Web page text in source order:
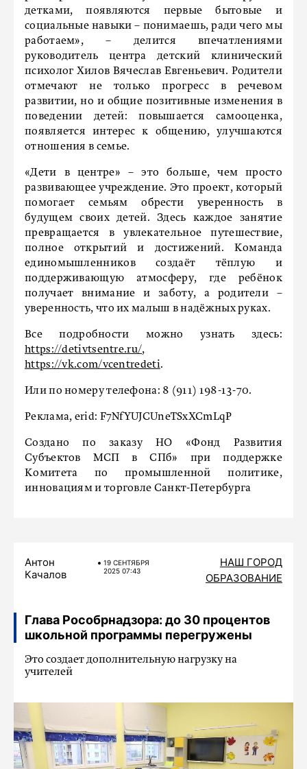
детками, появляются первые бытовые и
социальные навыки – понимаешь, ради чего мы
работаем», – делится впечатлениями
руководитель центра детский клинический
психолог Хилов Вячеслав Евгеньевич. Родители
отмечают не только прогресс в речевом
развитии, но и общие позитивные изменения в
поведении детей: повышается самооценка,
появляется интерес к общению, улучшаются
отношения в семье.
«Дети в центре» – это больше, чем просто
развивающее учреждение. Это проект, который
помогает семьям обрести уверенность в
будущем своих детей. Здесь каждое занятие
превращается в увлекательное путешествие,
полное открытий и достижений. Команда
единомышленников создаёт тёплую и
поддерживающую атмосферу, где ребёнок
получает внимание и заботу, а родители –
уверенность, что их малыш в надёжных руках.
Все подробности можно узнать здесь:
https://detivtsentre.ru/,
https://vk.com/vcentredeti.
Или по номеру телефона: 8 (911) 198-13-70.
Реклама, erid: F7NfYUJCUneTSxXCmLqP
Создано по заказу НО «Фонд Развития
Субъектов МСП в СПб» при поддержке
Комитета по промышленной политике,
инновациям и торговле Санкт-Петербурга
Антон
Качалов
19 СЕНТЯБРЯ
2025 07:43
НАШ ГОРОД
ОБРАЗОВАНИЕ
Глава Рособрнадзора: до 30 процентов
школьной программы перегружены
Это создает дополнительную нагрузку на
учителей